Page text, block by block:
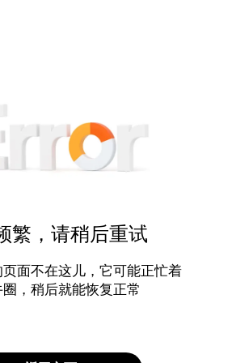
繁，请稍后重试
面不在这儿，它可能正忙着
圈，稍后就能恢复正常